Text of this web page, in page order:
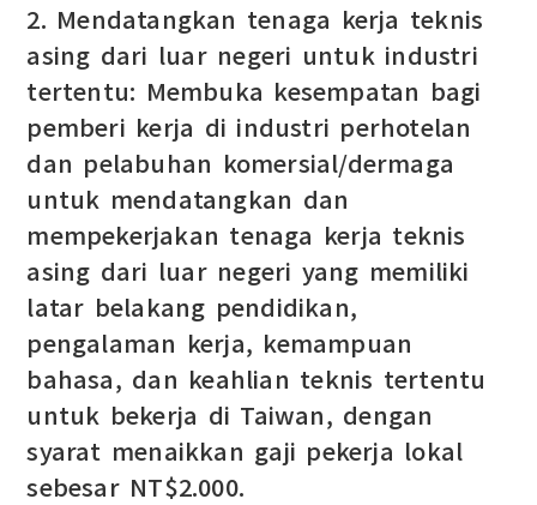
2. Mendatangkan tenaga kerja teknis
asing dari luar negeri untuk industri
tertentu: Membuka kesempatan bagi
pemberi kerja di industri perhotelan
dan pelabuhan komersial/dermaga
untuk mendatangkan dan
mempekerjakan tenaga kerja teknis
asing dari luar negeri yang memiliki
latar belakang pendidikan,
pengalaman kerja, kemampuan
bahasa, dan keahlian teknis tertentu
untuk bekerja di Taiwan, dengan
syarat menaikkan gaji pekerja lokal
sebesar NT$2.000.